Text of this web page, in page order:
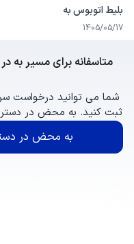
بلیط اتوبوس به
1405/05/17
شما می توانید درخواست
ثبت کنید. به محض در
به محض در